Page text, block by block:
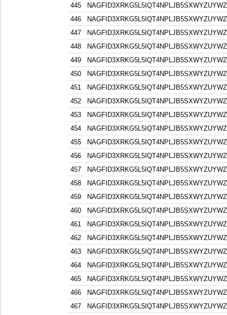
445
446
447
448
449
450
451
452
453
454
455
456
457
458
459
460
461
462
463
464
465
466
467